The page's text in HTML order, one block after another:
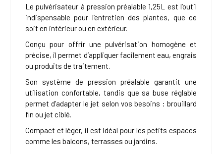
Le pulvérisateur à pression préalable 1,25L est l’outil
indispensable pour l’entretien des plantes, que ce
soit en intérieur ou en extérieur.
Conçu pour offrir une pulvérisation homogène et
précise, il permet d’appliquer facilement eau, engrais
ou produits de traitement.
Son système de pression préalable garantit une
utilisation confortable, tandis que sa buse réglable
permet d’adapter le jet selon vos besoins : brouillard
fin ou jet ciblé.
Compact et léger, il est idéal pour les petits espaces
comme les balcons, terrasses ou jardins.